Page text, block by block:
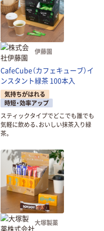
伊藤園
CafeCube（カフェキューブ）イ
ンスタント緑茶 100本入
気持ちがはれる
時短・効率アップ
スティックタイプでどこでも誰でも
気軽に飲める、おいしい抹茶入り緑
茶。
大塚製薬